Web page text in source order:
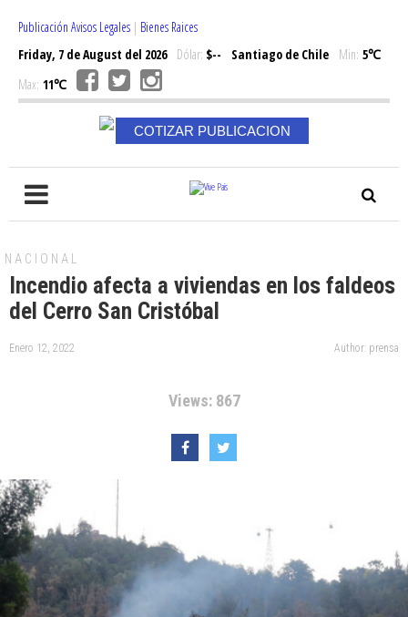
Publicación Avisos Legales | Bienes Raices
Friday, 7 de August del 2026Dólar: $-- Santiago de Chile Min: 5℃
Max: 11℃
COTIZAR PUBLICACION
NACIONAL
Incendio afecta a viviendas en los faldeos
del Cerro San Cristóbal
Enero 12, 2022 Author: prensa
Views: 867